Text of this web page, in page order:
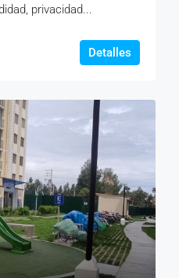
privacidad...
Detalles